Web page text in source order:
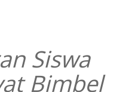
Siswa
Bimbel